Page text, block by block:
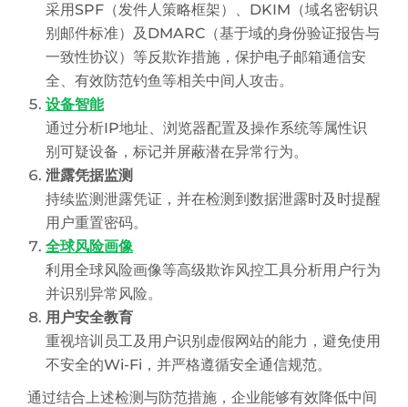
采用SPF（发件人策略框架）、DKIM（域名密钥识
别邮件标准）及DMARC（基于域的身份验证报告与
一致性协议）等反欺诈措施，保护电子邮箱通信安
全、有效防范钓鱼等相关中间人攻击。
设备智能
通过分析IP地址、浏览器配置及操作系统等属性识
别可疑设备，标记并屏蔽潜在异常行为。
泄露凭据监测
持续监测泄露凭证，并在检测到数据泄露时及时提醒
用户重置密码。
全球风险画像
利用全球风险画像等高级欺诈风控工具分析用户行为
并识别异常风险。
用户安全教育
重视培训员工及用户识别虚假网站的能力，避免使用
不安全的Wi-Fi，并严格遵循安全通信规范。
通过结合上述检测与防范措施，企业能够有效降低中间